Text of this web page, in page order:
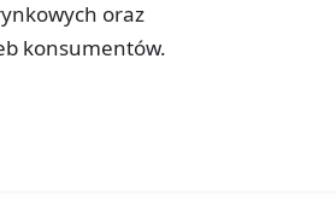
oraz
konsumentów.